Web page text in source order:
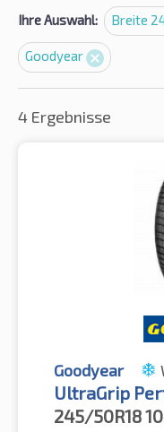
Ihre Auswahl: Breite
Goodyear
4 Ergebnisse
Goodyear
UltraGrip
245/50R18